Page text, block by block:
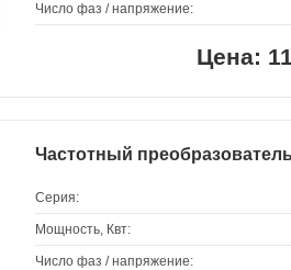
Число фаз / напряжение:
Частотный
Серия:
Мощность, Квт:
Число фаз / напряжение: